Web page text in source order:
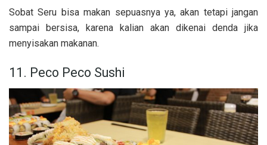
Sobat Seru bisa makan sepuasnya ya, akan tetapi jangan
sampai bersisa, karena kalian akan dikenai denda jika
menyisakan makanan.
11. Peco Peco Sushi